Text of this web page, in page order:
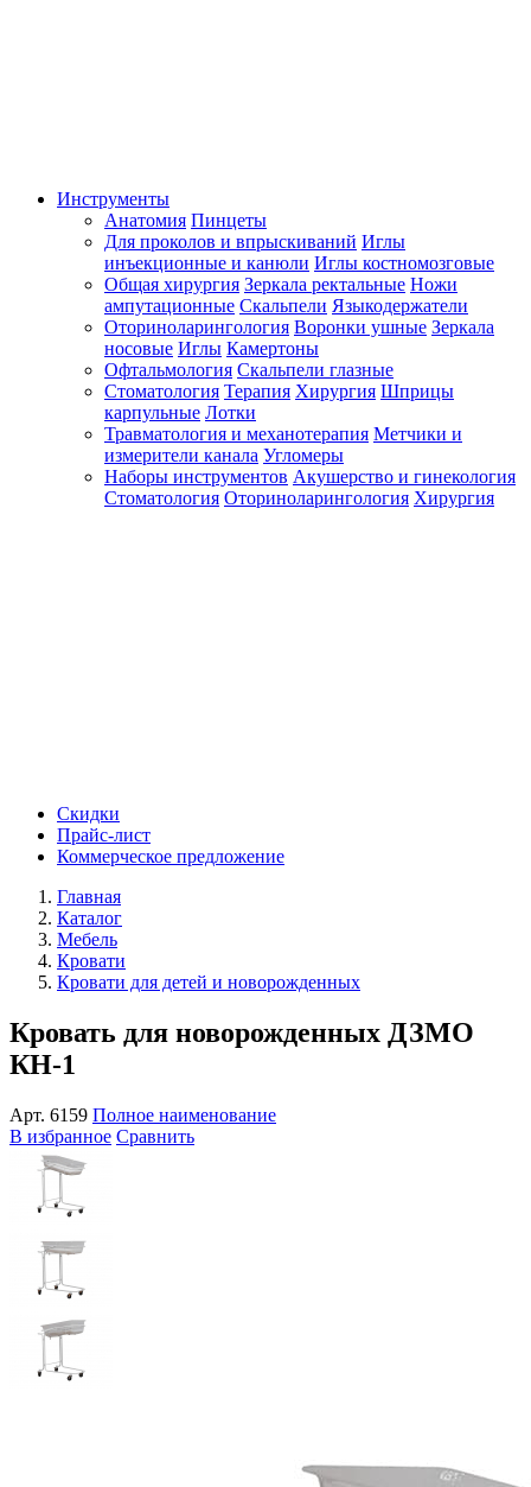
Инструменты
Анатомия Пинцеты
Для проколов и впрыскиваний Иглы
инъекционные и канюли Иглы костномозговые
Общая хирургия Зеркала ректальные Ножи
ампутационные Скальпели Языкодержатели
Оториноларингология Воронки ушные Зеркала
носовые Иглы Камертоны
Офтальмология Скальпели глазные
Стоматология Терапия Хирургия Шприцы
карпульные Лотки
Травматология и механотерапия Метчики и
измерители канала Угломеры
Наборы инструментов Акушерство и гинекология
Стоматология Оториноларингология Хирургия
Скидки
Прайс-лист
Коммерческое предложение
Главная
Каталог
Мебель
Кровати
Кровати для детей и новорожденных
Кровать для новорожденных ДЗМО
КН-1
Арт. 6159 Полное наименование
В избранное Сравнить